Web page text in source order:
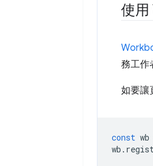
使
務工作
如要讓
const wb
wb .